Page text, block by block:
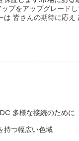
プをアップグレード
皆さんの期待に応
多様な接続のために
持つ幅広い色域